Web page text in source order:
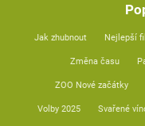
Jak zhubnout Nejlepší
Změna času
ZOO Nové začátky
Volby 2025 Svařené